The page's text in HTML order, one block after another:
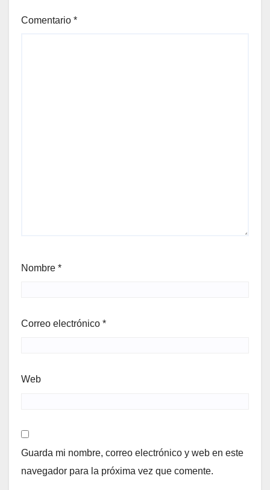
Comentario *
Nombre *
Correo electrónico *
Web
Guarda mi nombre, correo electrónico y web en este
navegador para la próxima vez que comente.